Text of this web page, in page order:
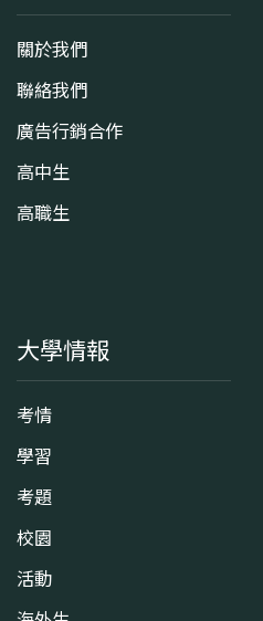
關於我們
聯絡我們
廣告行銷合作
高中生
高職生
大學情報
考情
學習
考題
校園
活動